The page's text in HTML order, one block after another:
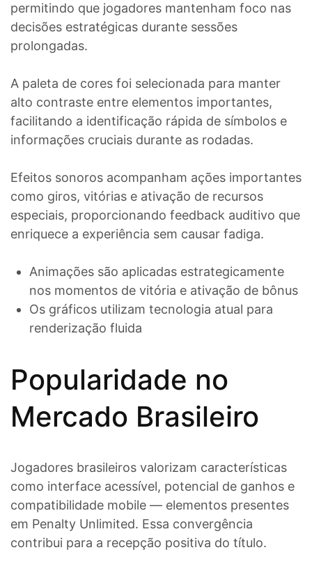
permitindo que jogadores mantenham foco nas
decisões estratégicas durante sessões
prolongadas.
A paleta de cores foi selecionada para manter
alto contraste entre elementos importantes,
facilitando a identificação rápida de símbolos e
informações cruciais durante as rodadas.
Efeitos sonoros acompanham ações importantes
como giros, vitórias e ativação de recursos
especiais, proporcionando feedback auditivo que
enriquece a experiência sem causar fadiga.
Animações são aplicadas estrategicamente
nos momentos de vitória e ativação de bônus
Os gráficos utilizam tecnologia atual para
renderização fluida
Popularidade no
Mercado Brasileiro
Jogadores brasileiros valorizam características
como interface acessível, potencial de ganhos e
compatibilidade mobile — elementos presentes
em Penalty Unlimited. Essa convergência
contribui para a recepção positiva do título.